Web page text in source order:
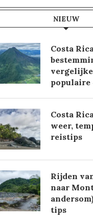
NIEUW
Costa
populaire
Costa
weer,
reistips
Rijden
naar
tips